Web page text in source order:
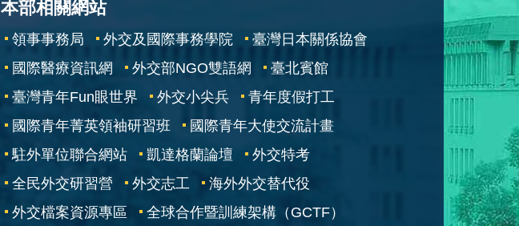
本部相關網站
領事事務局 外交及國際事務學院
臺灣日本關係協會
國際醫療資訊網
外交部NGO雙語網
臺北賓館
臺灣青年Fun眼世界
外交小尖兵
青年度假打工
國際青年菁英領袖研習班
國際青年大使交流計畫
駐外單位聯合網站
凱達格蘭論壇
外交特考
全民外交研習營
外交志工
海外外交替代役
外交檔案資源專區
全球合作暨訓練架構（GCTF）